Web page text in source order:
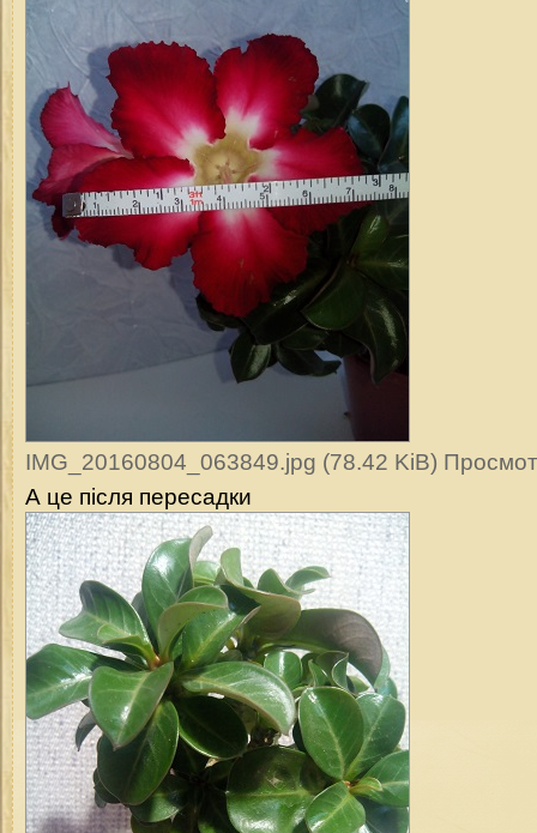
IMG_20160804_063849.jpg (78.42 KiB)
А це після пересадки